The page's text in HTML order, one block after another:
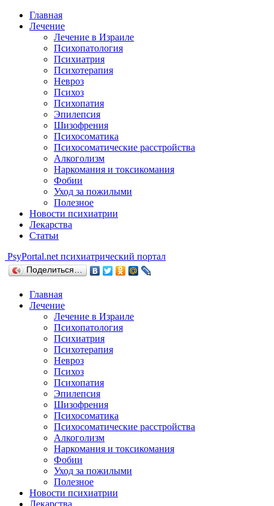
Главная
Лечение
Лечение в Израиле
Психопатология
Психиатрия
Психотерапия
Невроз
Психоз
Психопатия
Эпилепсия
Шизофрения
Психосоматика
Психосоматические расстройства
Алкоголизм
Наркомания и токсикомания
Фобии
Уход за пожилыми
Полезное
Новости психиатрии
Лекарства
Статьи
PsyPortal.net психиатрический портал
Поделиться…
Главная
Лечение
Лечение в Израиле
Психопатология
Психиатрия
Психотерапия
Невроз
Психоз
Психопатия
Эпилепсия
Шизофрения
Психосоматика
Психосоматические расстройства
Алкоголизм
Наркомания и токсикомания
Фобии
Уход за пожилыми
Полезное
Новости психиатрии
Лекарства